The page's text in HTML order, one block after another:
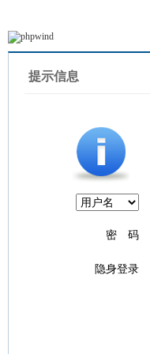
提示信息
密 码
隐身登录